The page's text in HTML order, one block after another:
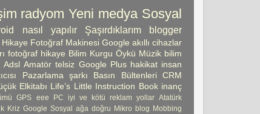
radyom Yeni medya Sosyal
nasıl yapılır Şaşırdıklarım
blogger
Fotoğraf Makinesi Google akıllı cihazlar
fotoğraf hikaye Bilim Kurgu Öykü Müzik bilim
Adsl Amatör telsiz Google Plus hakikat insan
Pazarlama şarkı Basın Bültenleri
CRM
Elkitabı Life’s Little Instruction Book inanç
GPS eee PC iyi ve kötü reklam yollar Atatürk
Kriz Google Sosyal ağa doğru Mikro blog Mobbing